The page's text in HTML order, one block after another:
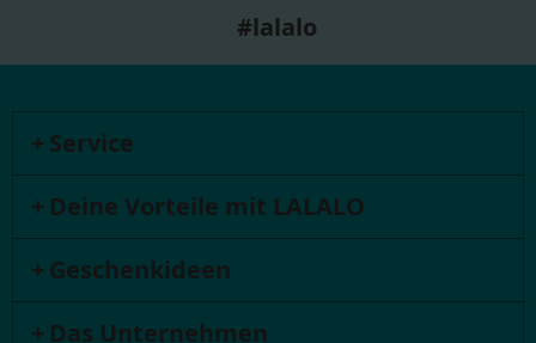
#lalalo
Service
Deine Vorteile mit LALALO
Geschenkideen
Das Unternehmen